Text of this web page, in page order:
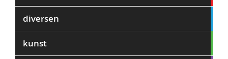
diversen
kunst